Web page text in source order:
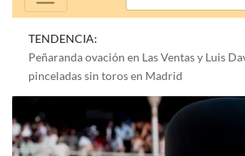
TENDENCIA:
Peñaranda ovación en Las Ventas y Luis
pinceladas sin toros en Madrid